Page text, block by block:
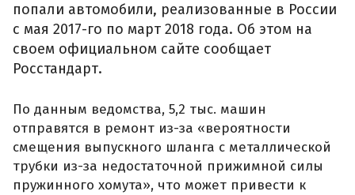
попали автомобили, реализованные в России
с мая 2017-го по март 2018 года. Об этом на
своем официальном сайте сообщает
Росстандарт.
По данным ведомства, 5,2 тыс. машин
отправятся в ремонт из-за «вероятности
смещения выпускного шланга с металлической
трубки из-за недостаточной прижимной силы
пружинного хомута», что может привести к